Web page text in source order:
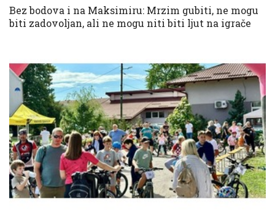
Bez bodova i na Maksimiru: Mrzim gubiti, ne mogu
biti zadovoljan, ali ne mogu niti biti ljut na igrače